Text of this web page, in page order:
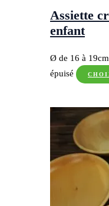
Assiette
enfant
Ø de 16 à
épuisé